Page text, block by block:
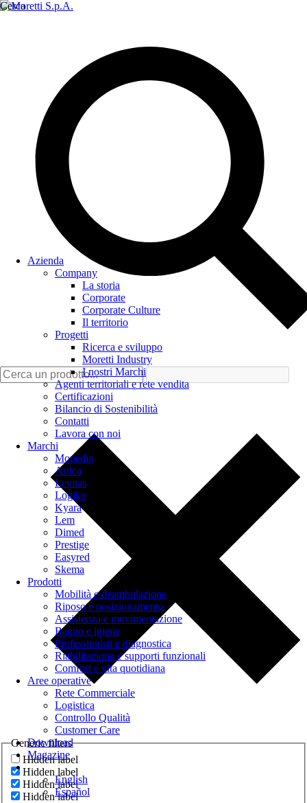
Cerca
Generic filters
Hidden label
Hidden label
Hidden label
Hidden label
Azienda
Company
La storia
Corporate
Corporate Culture
Il territorio
Progetti
Ricerca e sviluppo
Moretti Industry
I nostri Marchi
Agenti territoriali e rete vendita
Certificazioni
Bilancio di Sostenibilità
Contatti
Lavora con noi
Marchi
Mopedia
Ardea
Levitas
Logiko
Kyara
Lem
Dimed
Prestige
Easyred
Skema
Prodotti
Mobilità e deambulazione
Riposo e posizionamento
Assistenza e movimentazione
Bagno e igiene
Professionisti e diagnostica
Riabilitazione e supporti funzionali
Comfort e vita quotidiana
Aree operative
Rete Commerciale
Logistica
Controllo Qualità
Customer Care
Download
Magazine
English
Español